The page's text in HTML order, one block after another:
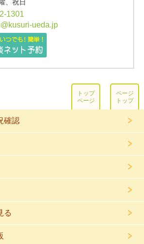
、祝日
1301
ueda.jp
ページ
トップ
トップ
ページ
確認
る